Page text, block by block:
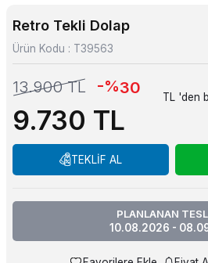
Retro Tekli Dolap
Ürün Kodu : T39563
13.900TL -%30
9.730 TL
TL 'den
TEKLİF AL
PLANLANAN
10.08.2026 -